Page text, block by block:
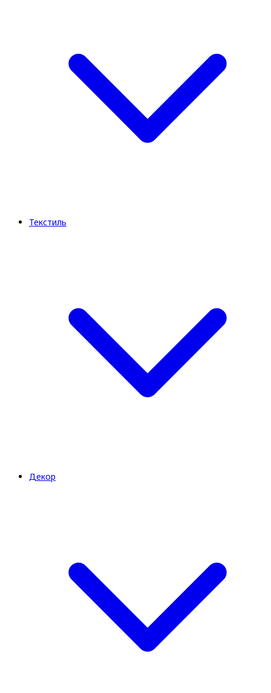
Текстиль
Декор